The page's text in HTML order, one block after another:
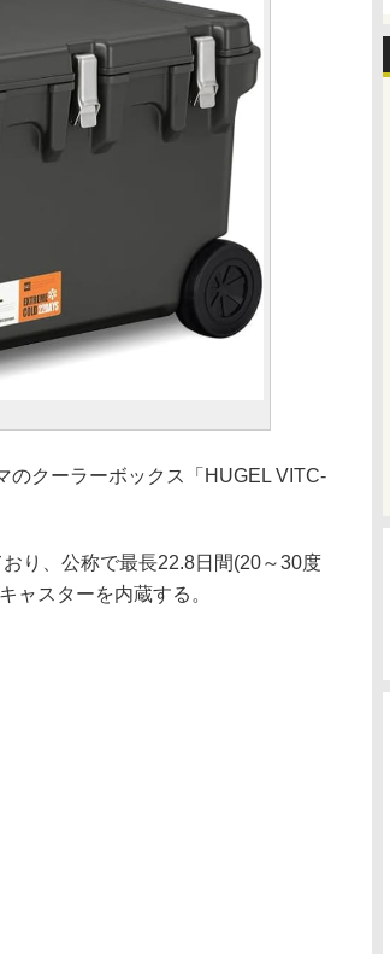
のクーラーボックス「HUGEL VITC-
り、公称で最長22.8日間(20～30度
ャスターを内蔵する。